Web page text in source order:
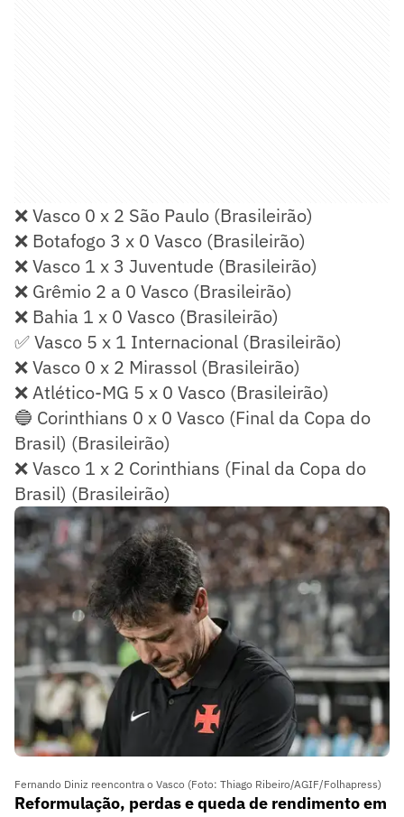
❌ Vasco 0 x 2 São Paulo (Brasileirão)
❌ Botafogo 3 x 0 Vasco (Brasileirão)
❌ Vasco 1 x 3 Juventude (Brasileirão)
❌ Grêmio 2 a 0 Vasco (Brasileirão)
❌ Bahia 1 x 0 Vasco (Brasileirão)
✅ Vasco 5 x 1 Internacional (Brasileirão)
❌ Vasco 0 x 2 Mirassol (Brasileirão)
❌ Atlético-MG 5 x 0 Vasco (Brasileirão)
🔵 Corinthians 0 x 0 Vasco (Final da Copa do
Brasil) (Brasileirão)
❌ Vasco 1 x 2 Corinthians (Final da Copa do
Brasil) (Brasileirão)
Fernando Diniz reencontra o Vasco (Foto: Thiago Ribeiro/AGIF/Folhapress)
Reformulação, perdas e queda de rendimento em